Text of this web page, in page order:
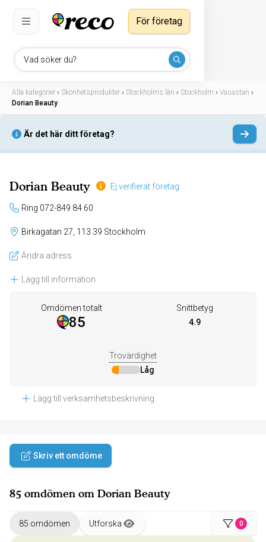
Vad söker du?
För företag
Alla kategorier › Skönhetsprodukter › Stockholms län › Stockholm › Vasastan ›
Dorian Beauty
Är det här ditt företag?
Dorian Beauty Ej verifierat företag
Ring 072-849 84 60
Birkagatan 27, 113 39 Stockholm
Ändra adress
Lägg till information
Omdömen totalt
85
Snittbetyg
4.9
Trovärdighet
Låg
Lägg till verksamhetsbeskrivning
Skriv ett omdöme
85 omdömen om Dorian Beauty
85 omdömen Utforska 0